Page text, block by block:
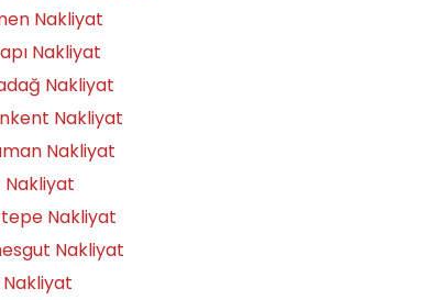
Nakliyat
Nakliyat
Nakliyat
Nakliyat
Nakliyat
Nakliyat
Nakliyat
Nakliyat
Nakliyat